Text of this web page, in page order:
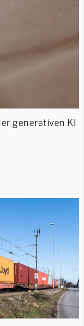
generativen KI